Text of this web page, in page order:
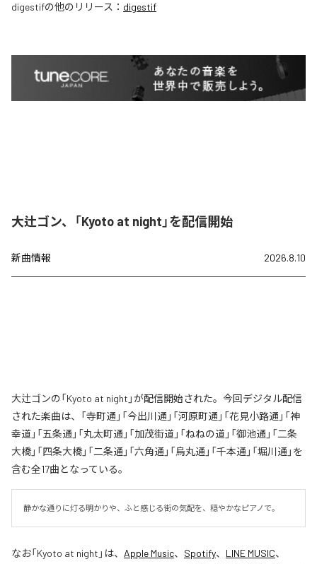
digestifの他のリリース： digestif
大辻ゴン、「Kyoto at night」を配信開始
新曲情報 2026.8.10
大辻ゴンの「Kyoto at night」が配信開始された。今回デジタル配信
された楽曲は、「寺町通」「今出川通」「河原町通」「花見小路通」「神
幸道」「五条通」「丸太町通」「加茂街道」「ねねの道」「御池通」「二条
大橋」「四条大橋」「二条通」「六角通」「烏丸通」「千本通」「堀川通」を
含む全17曲となっている。
静かな通りに灯る明かりや、ふと感じる街の気配を、穏やかなピアノで。
なお「Kyoto at night 」は、 Apple Music、 Spotify、 LINE MUSIC、